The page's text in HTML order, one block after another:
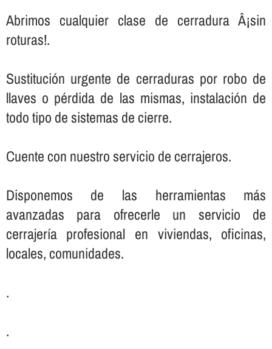
Abrimos cualquier clase de cerradura Â¡sin
roturas!.
Sustitución urgente de cerraduras por robo de
llaves o pérdida de las mismas, instalación de
todo tipo de sistemas de cierre.
Cuente con nuestro servicio de cerrajeros.
Disponemos de las herramientas más
avanzadas para ofrecerle un servicio de
cerrajerí­a profesional en viviendas, oficinas,
locales, comunidades.
.
.